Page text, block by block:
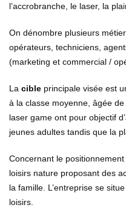
l’accrobranche, le laser, la
On dénombre plusieurs
opérateurs, techniciens,
(marketing et commercial /
La cible principale visée est
à la classe moyenne, âgée
laser game ont pour objectif
jeunes adultes tandis que la
Concernant le positionnement
loisirs nature proposant des
la famille. L’entreprise se
loisirs.